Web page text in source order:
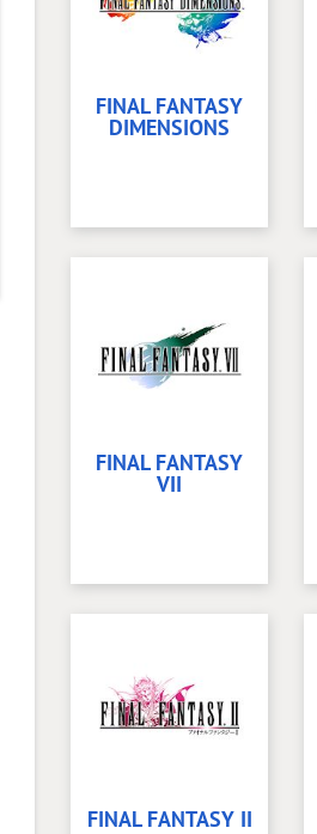
FINAL FANTASY
DIMENSIONS
FINAL FANTASY
VII
FINAL FANTASY II